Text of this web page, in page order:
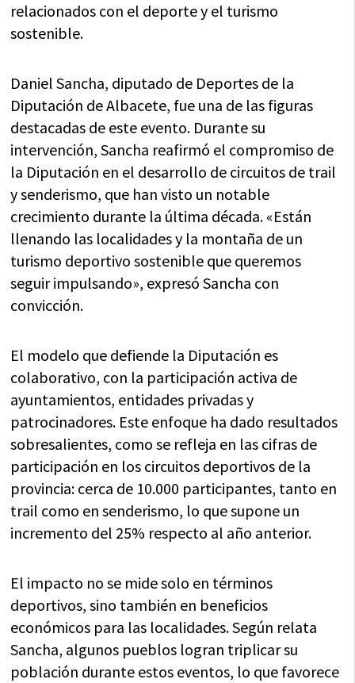
relacionados con el deporte y el turismo
sostenible.
Daniel Sancha, diputado de Deportes de la
Diputación de Albacete, fue una de las figuras
destacadas de este evento. Durante su
intervención, Sancha reafirmó el compromiso de
la Diputación en el desarrollo de circuitos de trail
y senderismo, que han visto un notable
crecimiento durante la última década. «Están
llenando las localidades y la montaña de un
turismo deportivo sostenible que queremos
seguir impulsando», expresó Sancha con
convicción.
El modelo que defiende la Diputación es
colaborativo, con la participación activa de
ayuntamientos, entidades privadas y
patrocinadores. Este enfoque ha dado resultados
sobresalientes, como se refleja en las cifras de
participación en los circuitos deportivos de la
provincia: cerca de 10.000 participantes, tanto en
trail como en senderismo, lo que supone un
incremento del 25% respecto al año anterior.
El impacto no se mide solo en términos
deportivos, sino también en beneficios
económicos para las localidades. Según relata
Sancha, algunos pueblos logran triplicar su
población durante estos eventos, lo que favorece